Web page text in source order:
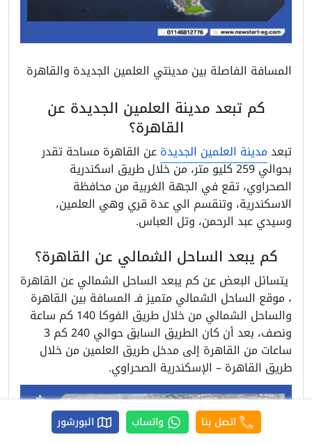
المسافة الفاصلة بين مدينتي العلمين الجديدة والقاهرة
كم تبعد مدينة العلمين الجديدة عن
القاهرة؟
تبعدمدينة العلمين الجديدةعن القاهرة مساحة تقدر
بحوالي 259 كليو متر، من خلال طريق اسكندرية
الصحراوي، تقع في الجهة الغربية من محافظة
الاسكندرية، وتنقسم الي عدة قري وهي العلمين،
وسيدي عبد الرحمن، وتل العباس.
كم يبعد الساحل الشمالي عن القاهرة؟
يتسائل البعض عن كم يبعد الساحل الشمالي عن القاهرة
، موقع الساحل الشمالي متميز فـ المسافة بين القاهرة
والساحل الشمالي من خلال طريق الفوكا 140 كم ساعة
ونصف، بعد أن كان الطريق السابق حوالي 240 كم 3
ساعات من القاهرة إلى مدخل طريق العلمين من خلال
طريق القاهرة – الإسكندرية الصحراوي.
اتصل بنا واتساب البورشور